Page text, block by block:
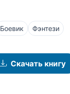
Боевик Фэнтези
Скачать книгу